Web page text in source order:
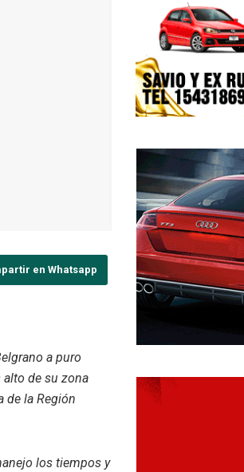
en Whatsapp
a puro
de su zona
de la Región
los tiempos y